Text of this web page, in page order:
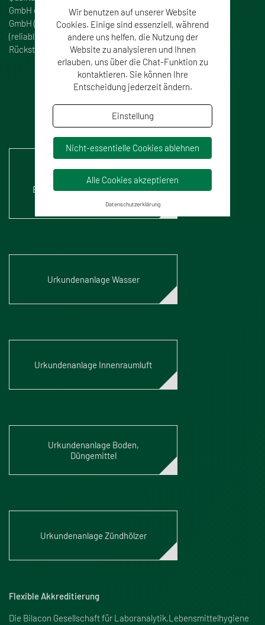
GmbH gehören die Deutsche Akkreditierungsstelle
GmbH (DAkkS) und der relana Qualitäts-Zirkel
(reliable analytics), der Labore auf dem Gebiet der
Rückstands- und Kontaminantenanalytik repräsentiert.
Urkundenanlage Lebensmittel,
Tiernahrung, Umfeld,
Bedarfsgegenstände, Kosmetik,
Urkundenanlage Wasser
Urkundenanlage Innenraumluft
Urkundenanlage Boden,
Düngemittel
Urkundenanlage Zündhölzer
Flexible Akkreditierung
Die Bilacon Gesellschaft für Laboranalytik,Lebensmittelhygiene
Wir benutzen auf unserer Website
Cookies. Einige sind essenziell, während
andere uns helfen, die Nutzung der
Website zu analysieren und Ihnen
erlauben, uns über die Chat-Funktion zu
kontaktieren. Sie können Ihre
Entscheidung jederzeit ändern.
Einstellung
Nicht-essentielle Cookies ablehnen
Alle Cookies akzeptieren
Datenschutzerklärung